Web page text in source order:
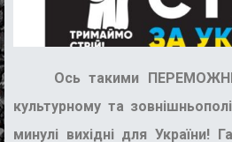
Ось такими
культурному та
минулі вихідні для України!